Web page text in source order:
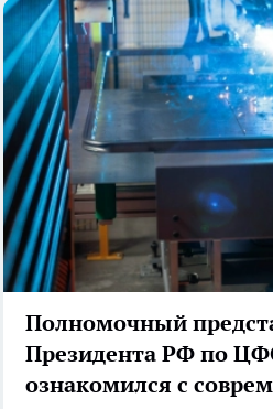
Полномочный
Президента РФ по
ознакомился с